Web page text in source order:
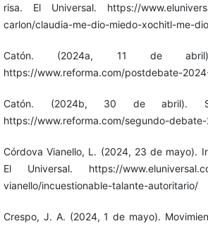
risa. El Universal. https://
carlon/claudia-me-dio-miedo-xochitl-me-
Catón. (2024a, 11 de abril).
https://www.reforma.com/postdebate-
Catón. (2024b, 30 de abril).
https://www.reforma.com/segundo-
Córdova Vianello, L. (2024, 23 de mayo).
El Universal. https://
vianello/incuestionable-talante-autoritario/
Crespo, J. A. (2024, 1 de mayo).